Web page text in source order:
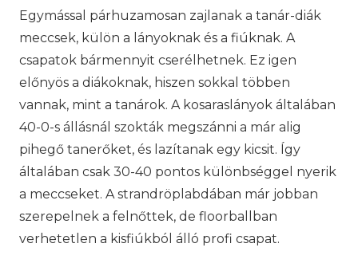
Egymással párhuzamosan zajlanak a tanár-diák
meccsek, külön a lányoknak és a fiúknak. A
csapatok bármennyit cserélhetnek. Ez igen
előnyös a diákoknak, hiszen sokkal többen
vannak, mint a tanárok. A kosaraslányok általában
40-0-s állásnál szokták megszánni a már alig
pihegő tanerőket, és lazítanak egy kicsit. Így
általában csak 30-40 pontos különbséggel nyerik
a meccseket. A strandröplabdában már jobban
szerepelnek a felnőttek, de floorballban
verhetetlen a kisfiúkból álló profi csapat.